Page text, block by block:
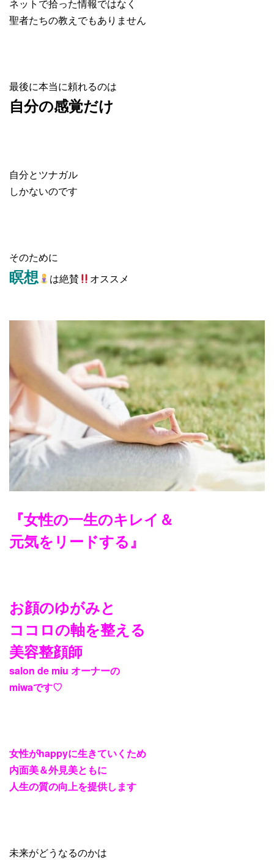
ネットで拾った情報ではなく
聖者たちの教えでもありません
最後に本当に頼れるのは
自分の感覚だけ
自分とツナガル
しかないのです
そのために
瞑想 は絶賛 オススメ
『女性の一生のキレイ＆
元気をリードする』
お顔のゆがみと
ココロの軸を整える
美容整顔師
salon de miu オーナーの
miwaです♡
女性がhappyに生きていくため
内面美＆外見美ともに
人生の質の向上を提供します
未来がどうなるのかは